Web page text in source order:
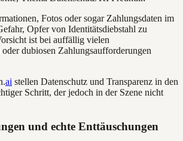
Fotos oder sogar Zahlungsdaten im
Opfer von Identitätsdiebstahl zu
ist bei auffällig vielen
dubiosen Zahlungsaufforderungen
ai stellen Datenschutz und Transparenz in den
Schritt, der jedoch in der Szene nicht
und echte Enttäuschungen